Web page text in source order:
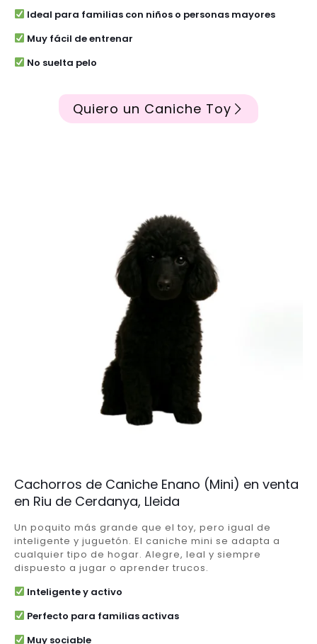
Ideal para familias con niños o personas mayores
Muy fácil de entrenar
No suelta pelo
Quiero un Caniche Toy
Cachorros de Caniche Enano (Mini) en venta
en Riu de Cerdanya, Lleida
Un poquito más grande que el toy, pero igual de
inteligente y juguetón. El caniche mini se adapta a
cualquier tipo de hogar. Alegre, leal y siempre
dispuesto a jugar o aprender trucos.
Inteligente y activo
Perfecto para familias activas
Muy sociable